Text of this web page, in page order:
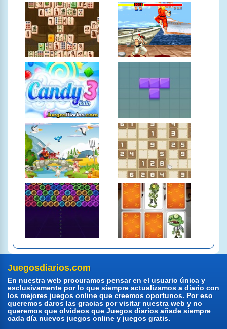
Juegosdiarios.com
En nuestra web procuramos pensar en el usuario única y
esclusivamente por lo que siempre actualizamos a diario con
los mejores juegos online que creemos oportunos. Por eso
queremos daros las gracias por visitar nuestra web y no
queremos que olvideos que Juegos diarios añade siempre
cada día nuevos juegos online y juegos gratis.